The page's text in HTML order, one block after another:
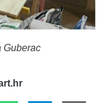
Guberac